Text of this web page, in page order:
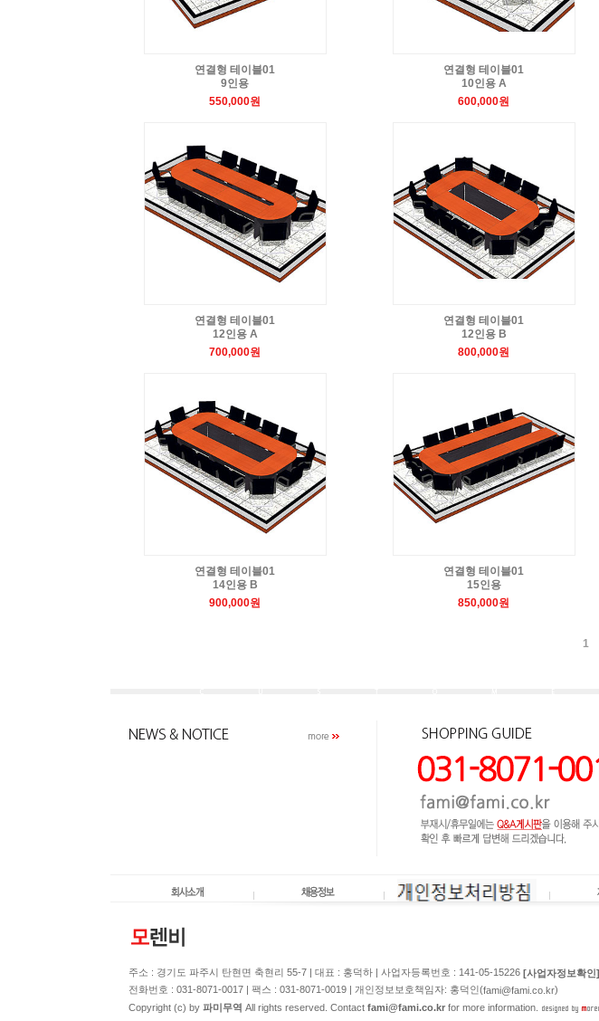
연결형 테이블01
9인용
550,000원
연결형 테이블01
10인용 A
600,000원
연결형 테이블01
12인용 A
700,000원
연결형 테이블01
12인용 B
800,000원
연결형 테이블01
14인용 B
900,000원
연결형 테이블01
15인용
850,000원
1
주소 : 경기도 파주시 탄현면 축현리 55-7 | 대표 : 홍덕하 | 사업자등록번호 : 141-05-15226 [사업자정보확인]
전화번호 : 031-8071-0017 | 팩스 : 031-8071-0019 | 개인정보보호책임자: 홍덕인(fami@fami.co.kr)
Copyright (c) by 파미무역 All rights reserved. Contact fami@fami.co.kr for more information.